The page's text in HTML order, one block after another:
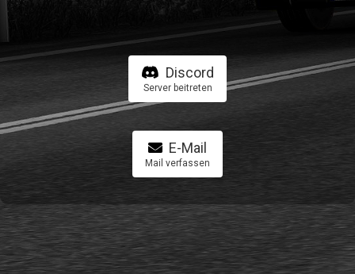
Discord
Server beitreten
E-Mail
Mail verfassen